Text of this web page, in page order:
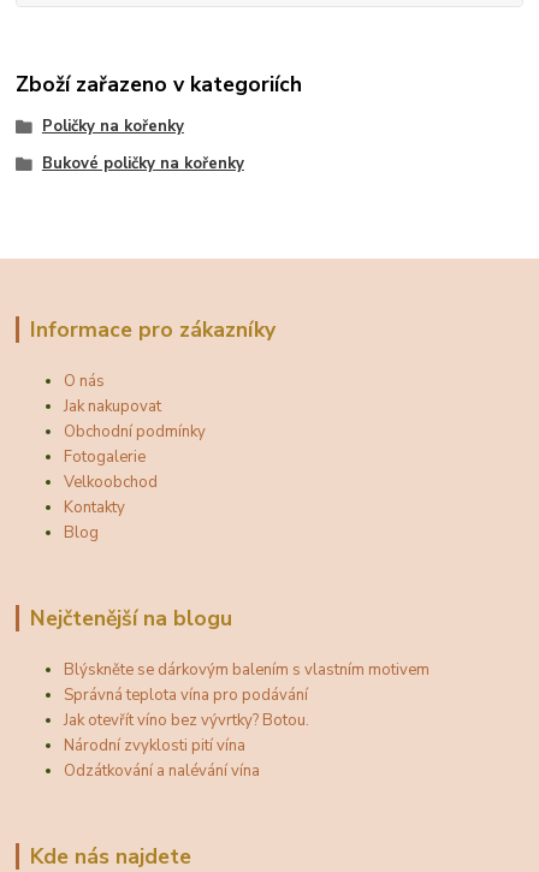
Zboží zařazeno v kategoriích
Poličky na kořenky
Bukové poličky na kořenky
Informace pro zákazníky
O nás
Jak nakupovat
Obchodní podmínky
Fotogalerie
Velkoobchod
Kontakty
Blog
Nejčtenější na blogu
Blýskněte se dárkovým balením s vlastním motivem
Správná teplota vína pro podávání
Jak otevřít víno bez vývrtky? Botou.
Národní zvyklosti pití vína
Odzátkování a nalévání vína
Kde nás najdete